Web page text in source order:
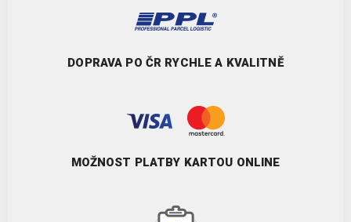
DOPRAVA PO ČR RYCHLE A KVALITNĚ
MOŽNOST PLATBY KARTOU ONLINE